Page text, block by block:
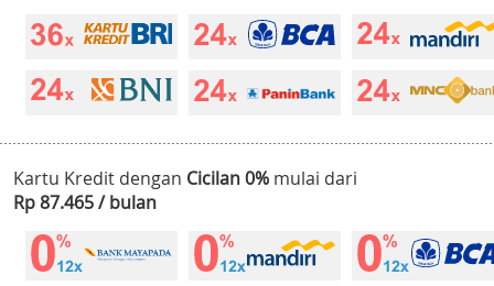
Kartu Kredit dengan Cicilan 0% mulai dari
Rp 87.465 / bulan